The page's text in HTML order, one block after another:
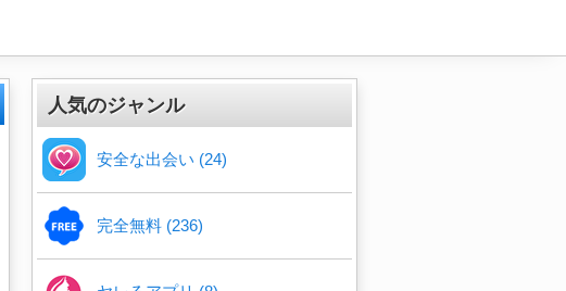
人気のジャンル
安全な出会い (24)
完全無料 (236)